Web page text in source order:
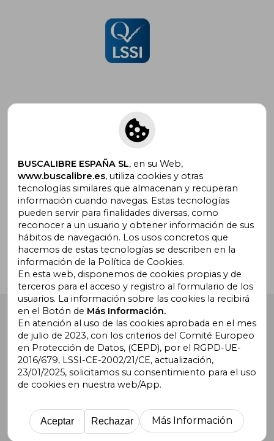
Suscríbete para recibir ofertas y
promociones
¿Necesitas ayuda?
Ir a Centro de Soporte
Buscalibre España. Calle Energía, 65, Nave 3 (08940),
Cornellà de Llobregat, Barcelona. Derechos Reservados.
Buscalibre Argentina| Buscalibre Chile
Buscalibre Uruguay|Buscalibre México|Buscalibre
Perú
|Buscalibre Estados Unidos|Buscalibre Otros
Países|Bookdelivery Reino Unido
BUSCALIBRE ESPAÑA SL, en su Web,
www.buscalibre.es, utiliza cookies y otras
tecnologías similares que almacenan y recuperan
información cuando navegas. Estas tecnologías
pueden servir para finalidades diversas, como
reconocer a un usuario y obtener información de sus
hábitos de navegación. Los usos concretos que
hacemos de estas tecnologías se describen en la
información de la Política de Cookies.
En esta web, disponemos de cookies propias y de
terceros para el acceso y registro al formulario de los
usuarios. La información sobre las cookies la recibirá
en el Botón de Más Información.
En atención al uso de las cookies aprobada en el mes
de julio de 2023, con los criterios del Comité Europeo
en Protección de Datos, (CEPD), por el RGPD-UE-
2016/679, LSSI-CE-2002/21/CE, actualización,
23/01/2025, solicitamos su consentimiento para el uso
de cookies en nuestra web/App.
Aceptar Rechazar Más Información